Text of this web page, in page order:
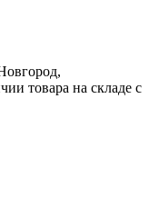
товара на складе с